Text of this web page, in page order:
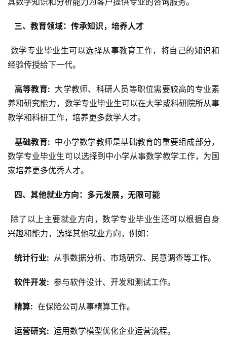
  三、教育领域：传承知识，培养人才
经验传授给下一代。
  高等教育:
大学教师、科研人员等职位需要较高的专业素
养和研究能力，数学专业毕业生可以在大学或科研院所从事
教学和科研工作，培养更多数学人才。
  基础教育:
中小学数学教师是基础教育的重要组成部分，
数学专业毕业生可以选择到中小学从事数学教学工作，为国
家培养更多优秀人才。
  四、其他就业方向：多元发展，无限可能
兴趣和能力，选择其他就业方向，例如：
  统计行业:
从事数据分析、市场研究、民意调查等工作。
  软件开发:
参与软件设计、开发和测试工作。
  精算:
在保险公司从事精算工作。
  运营研究:
运用数学模型优化企业运营流程。